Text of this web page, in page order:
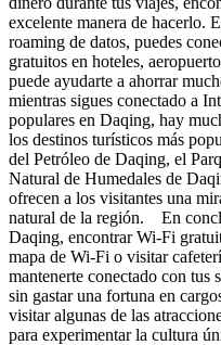
excelente manera de hacerlo.
roaming de datos, puedes
gratuitos en hoteles,
puede ayudarte a ahorrar
mientras sigues conectado a
populares en Daqing, hay
los destinos turísticos más
del Petróleo de Daqing, el
Natural de Humedales de
ofrecen a los visitantes una
natural de la región. En
Daqing, encontrar Wi-Fi
mapa de Wi-Fi o visitar
mantenerte conectado con tus
sin gastar una fortuna en
visitar algunas de las
para experimentar la cultura